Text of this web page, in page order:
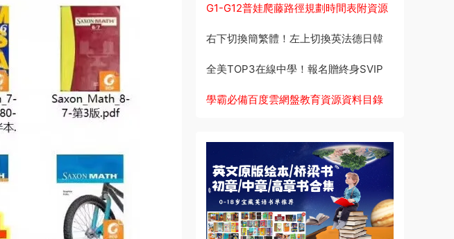
G1-G12普娃爬藤路徑規劃時間表附資源
右下切換簡繁體！左上切換英法德日韓
全美TOP3在線中學！報名贈終身SVIP
學霸必備百度雲網盤教育資源資料目錄